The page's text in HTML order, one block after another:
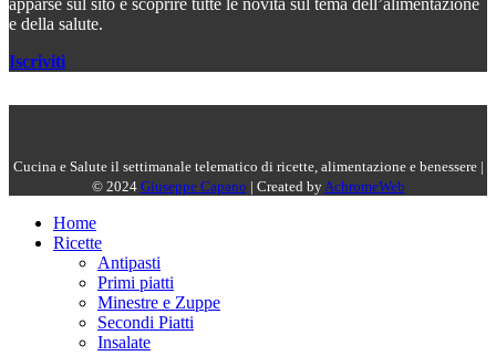
apparse sul sito e scoprire tutte le novità sul tema dell’alimentazione
e della salute.
Iscriviti
Cucina e Salute il settimanale telematico di ricette, alimentazione e benessere |
© 2024 Giuseppe Capano | Created byAchromeWeb
Home
Ricette
Antipasti
Primi piatti
Minestre e Zuppe
Secondi Piatti
Insalate